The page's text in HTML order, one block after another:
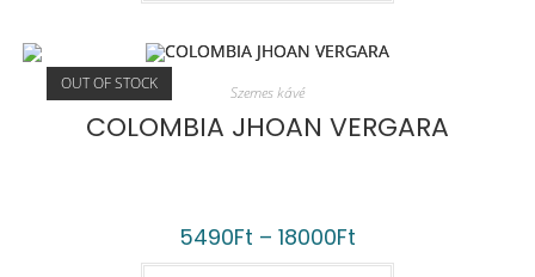
OUT OF STOCK Szemes kávé
COLOMBIA JHOAN VERGARA
5490Ft – 18000Ft